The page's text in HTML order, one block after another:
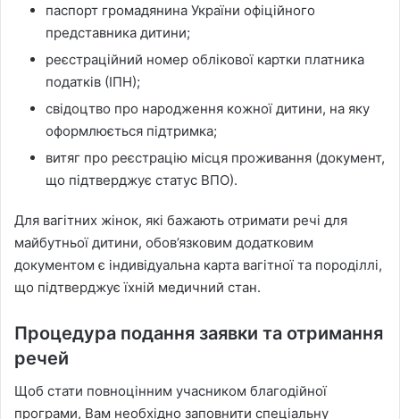
паспорт громадянина України офіційного
представника дитини;
реєстраційний номер облікової картки платника
податків (ІПН);
свідоцтво про народження кожної дитини, на яку
оформлюється підтримка;
витяг про реєстрацію місця проживання (документ,
що підтверджує статус ВПО).
Для вагітних жінок, які бажають отримати речі для
майбутньої дитини, обов’язковим додатковим
документом є індивідуальна карта вагітної та породіллі,
що підтверджує їхній медичний стан.
Процедура подання заявки та отримання
речей
Щоб стати повноцінним учасником благодійної
програми, Вам необхідно заповнити спеціальну